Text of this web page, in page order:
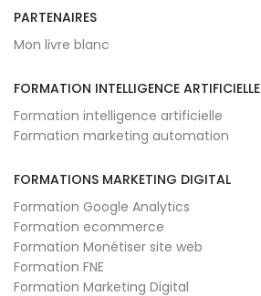
PARTENAIRES
Mon livre blanc
FORMATION INTELLIGENCE ARTIFICIELLE
Formation intelligence artificielle
Formation marketing automation
FORMATIONS MARKETING DIGITAL
Formation Google Analytics
Formation ecommerce
Formation Monétiser site web
Formation FNE
Formation Marketing Digital